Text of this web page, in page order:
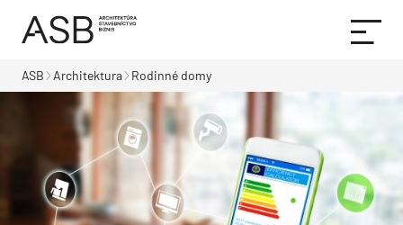
ASB Architektura Rodinné domy